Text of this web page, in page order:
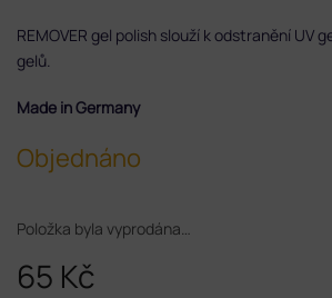
65 Kč
Objednáno
Položka byla vyprodána…
REMOVER gel polish slouží k odstranění UV
gelů.
Made in Germany